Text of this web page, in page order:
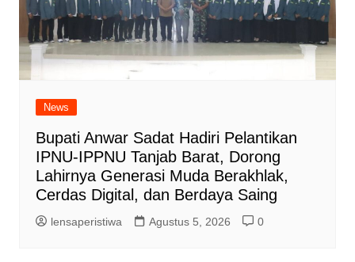
News
Bupati Anwar Sadat Hadiri Pelantikan
IPNU-IPPNU Tanjab Barat, Dorong
Lahirnya Generasi Muda Berakhlak,
Cerdas Digital, dan Berdaya Saing
lensaperistiwa Agustus 5, 2026 0